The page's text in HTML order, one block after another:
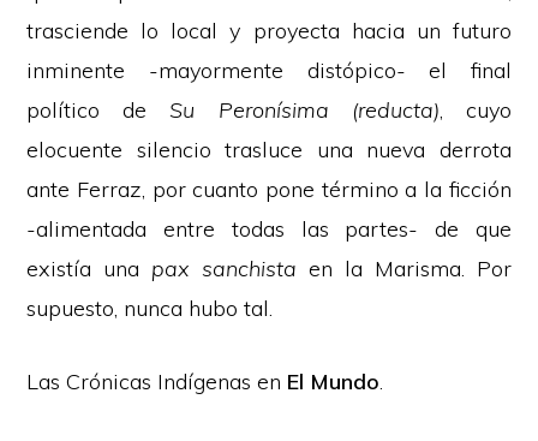
trasciende lo local y proyecta hacia un futuro
inminente -mayormente distópico- el final
político deSu Peronísima (reducta), cuyo
elocuente silencio trasluce una nueva derrota
ante Ferraz, por cuanto pone término a la ficción
-alimentada entre todas las partes- de que
existía una pax sanchista en la Marisma. Por
supuesto, nunca hubo tal.
Las Crónicas Indígenas en El Mundo.